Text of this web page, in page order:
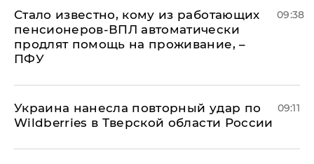
Стало известно, кому из работающих
пенсионеров-ВПЛ автоматически
продлят помощь на проживание, –
ПФУ
09:38
Украина нанесла повторный удар по
Wildberries в Тверской области России
09:11